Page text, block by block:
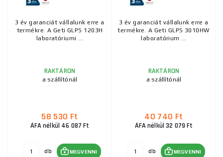
3 év garanciát vállalunk erre a
termékre. A Geti GLPS 1203H
laboratóriumi ...
RAKTÁRON
a szállítónál
58 530 Ft
ÁFA nélkül 46 087 Ft
db MEGVENNI
3 év garanciát vállalunk erre a
termékre. A Geti GLPS 3010HW
laboratórium ...
RAKTÁRON
a szállítónál
40 740 Ft
ÁFA nélkül 32 079 Ft
db MEGVENNI